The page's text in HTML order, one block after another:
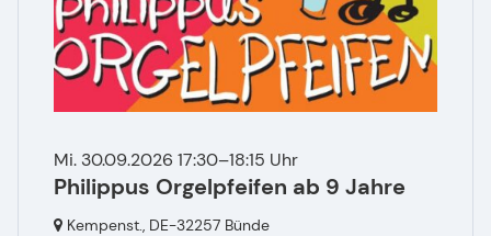
Mi. 30.09.2026 17:30–18:15 Uhr
Philippus Orgelpfeifen ab 9 Jahre
Kempenst., DE-32257 Bünde